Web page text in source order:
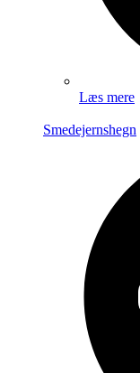
Læs mere
Smedejernshegn